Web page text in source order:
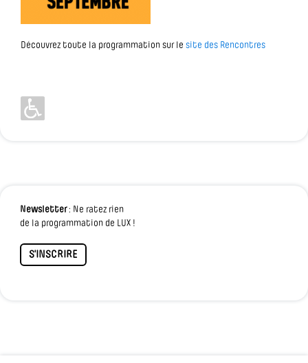
Découvrez toute la programmation sur le site des Rencontres
Newsletter: Ne ratez rien
de la programmation de LUX !
S'INSCRIRE